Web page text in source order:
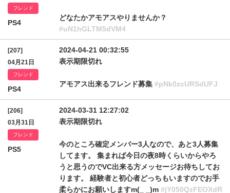
フレンド
PS4
どなたかアモアスやりませんか？
#uN1hGLTM5dVM4
[207]
04月21日
フレンド
PS4
2024-04-21 00:32:55
表示期限切れ
アモアス出来るフレンド募集 #pNk0zcURSdUFJ
[206]
03月31日
フレンド
PS5
2024-03-31 12:27:02
表示期限切れ
今のところ確定メンバー3人なので、あと3人募集
してます。 集まれば今日の夜8時くらいからやろ
うと思うのでVC出来る方メッセージお待ちしてお
ります。 経験者と初心者どっちもいますのでお手
柔らかにお願いしますm(_ _)m #jY050QzFEOXdR